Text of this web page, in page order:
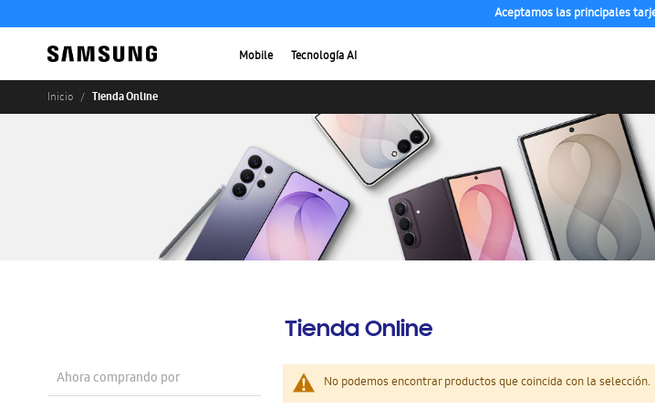
Aceptamos las principales
Mobile Tecnología AI
Inicio Tienda Online
Tienda Online
No podemos encontrar productos que coincida con la selección.
Ahora comprando por